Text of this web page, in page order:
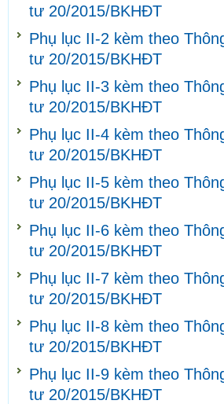
tư 20/2015/BKHĐT
Phụ lục II-2 kèm theo
tư 20/2015/BKHĐT
Phụ lục II-3 kèm theo
tư 20/2015/BKHĐT
Phụ lục II-4 kèm theo
tư 20/2015/BKHĐT
Phụ lục II-5 kèm theo
tư 20/2015/BKHĐT
Phụ lục II-6 kèm theo
tư 20/2015/BKHĐT
Phụ lục II-7 kèm theo
tư 20/2015/BKHĐT
Phụ lục II-8 kèm theo
tư 20/2015/BKHĐT
Phụ lục II-9 kèm theo
tư 20/2015/BKHĐT